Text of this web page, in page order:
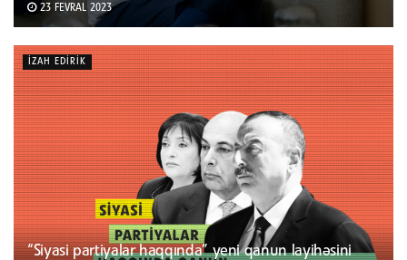
23 FEVRAL 2023
İZAH EDIRIK
“Siyasi partiyalar haqqında” yeni qanun layihəsini